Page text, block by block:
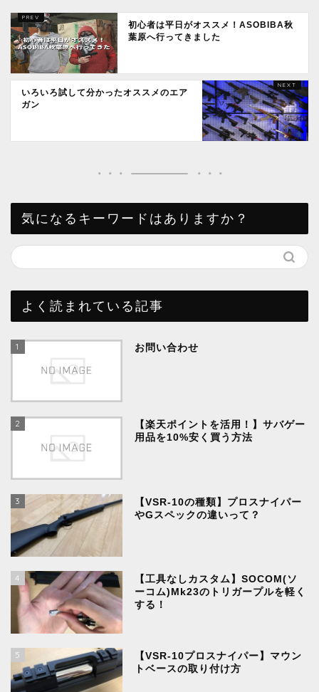
初心者は平日がオススメ！ASOBIBA秋
葉原へ行ってきました
いろいろ試して分かったオススメのエア
ガン
気になるキーワードはありますか？
よく読まれている記事
1 お問い合わせ
2
【楽天ポイントを活用！】サバゲー
用品を10%安く買う方法
3
【VSR-10の種類】プロスナイパー
やGスペックの違いって？
4
【工具なしカスタム】SOCOM(ソ
ーコム)Mk23のトリガープルを軽く
する！
5
【VSR-10プロスナイパー】マウン
トベースの取り付け方